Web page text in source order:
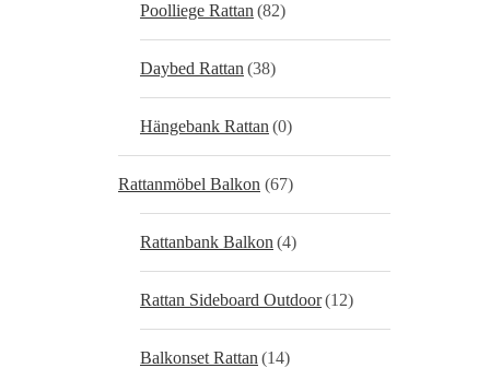
Poolliege Rattan (82)
Daybed Rattan (38)
Hängebank Rattan (0)
Rattanmöbel Balkon (67)
Rattanbank Balkon (4)
Rattan Sideboard Outdoor(12)
Balkonset Rattan (14)